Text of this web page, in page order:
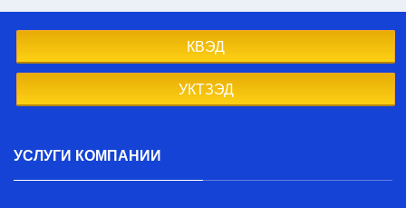
КВЭД
УКТЗЭД
УСЛУГИ КОМПАНИИ